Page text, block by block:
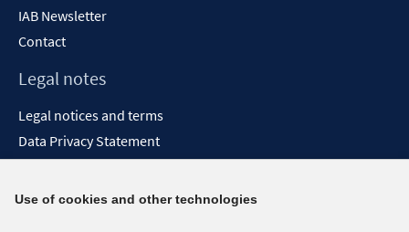
IAB Newsletter
Contact
Legal notes
Legal notices and terms
Data Privacy Statement
Report Accessibility
Use of cookies and other technologies